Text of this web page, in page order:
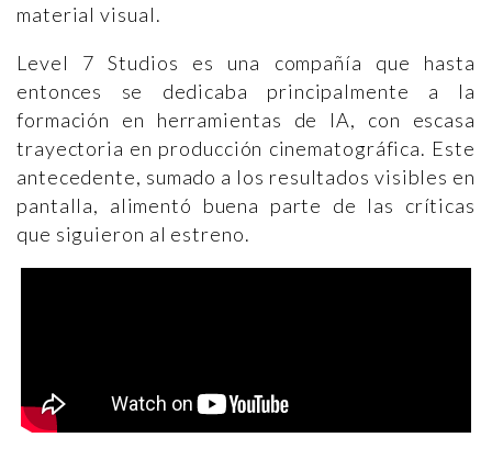
material visual.
Level 7 Studios es una compañía que hasta
entonces se dedicaba principalmente a la
formación en herramientas de IA, con escasa
trayectoria en producción cinematográfica. Este
antecedente, sumado a los resultados visibles en
pantalla, alimentó buena parte de las críticas
que siguieron al estreno.